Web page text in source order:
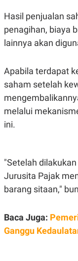
Hasil penjualan
penagihan, biaya
lainnya akan
Apabila terdapat
saham setelah
melalui
ini.
"Setelah
Jurusita Pajak
barang sitaan,"
Baca Juga:
Ganggu